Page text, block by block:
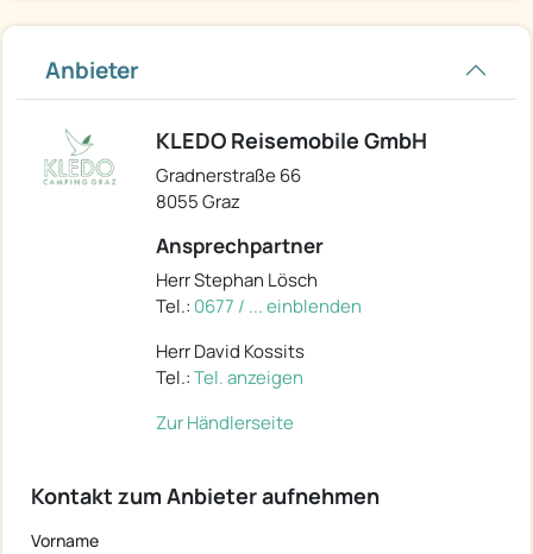
Anbieter
KLEDO Reisemobile GmbH
Gradnerstraße 66
8055 Graz
Ansprechpartner
Herr Stephan Lösch
Tel.: 0677 / ... einblenden
Herr David Kossits
Tel.:Tel. anzeigen
Zur Händlerseite
Kontakt zum Anbieter aufnehmen
Vorname